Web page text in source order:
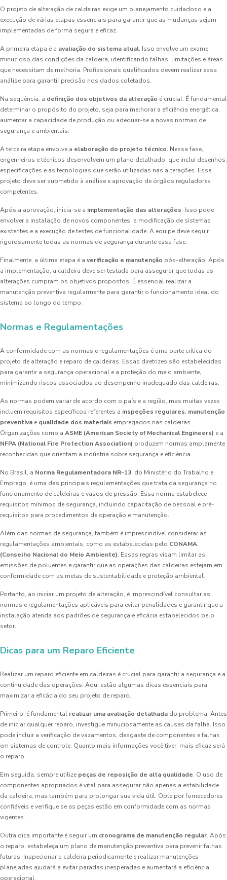
O projeto de alteração de caldeiras exige um planejamento cuidadoso e a
execução de várias etapas essenciais para garantir que as mudanças sejam
implementadas de forma segura e eficaz.
A primeira etapa é a avaliação do sistema atual. Isso envolve um exame
minucioso das condições da caldeira, identificando falhas, limitações e áreas
que necessitam de melhoria. Profissionais qualificados devem realizar essa
análise para garantir precisão nos dados coletados.
Na sequência, a definição dos objetivos da alteração é crucial. É fundamental
determinar o propósito do projeto, seja para melhorar a eficiência energética,
aumentar a capacidade de produção ou adequar-se a novas normas de
segurança e ambientais.
A terceira etapa envolve a elaboração do projeto técnico. Nessa fase,
engenheiros e técnicos desenvolvem um plano detalhado, que inclui desenhos,
especificações e as tecnologias que serão utilizadas nas alterações. Esse
projeto deve ser submetido à análise e aprovação de órgãos reguladores
competentes.
Após a aprovação, inicia-se a implementação das alterações. Isso pode
envolver a instalação de novos componentes, a modificação de sistemas
existentes e a execução de testes de funcionalidade. A equipe deve seguir
rigorosamente todas as normas de segurança durante essa fase.
Finalmente, a última etapa é a verificação e manutenção pós-alteração. Após
a implementação, a caldeira deve ser testada para assegurar que todas as
alterações cumpram os objetivos propostos. É essencial realizar a
manutenção preventiva regularmente para garantir o funcionamento ideal do
sistema ao longo do tempo.
Normas e Regulamentações
A conformidade com as normas e regulamentações é uma parte crítica do
projeto de alteração e reparo de caldeiras. Essas diretrizes são estabelecidas
para garantir a segurança operacional e a proteção do meio ambiente,
minimizando riscos associados ao desempenho inadequado das caldeiras.
As normas podem variar de acordo com o país e a região, mas muitas vezes
incluem requisitos específicos referentes a inspeções regulares, manutenção
preventiva e qualidade dos materiais empregados nas caldeiras.
Organizações como a ASME (American Society of Mechanical Engineers) e a
NFPA (National Fire Protection Association) produzem normas amplamente
reconhecidas que orientam a indústria sobre segurança e eficiência.
No Brasil, a Norma Regulamentadora NR-13, do Ministério do Trabalho e
Emprego, é uma das principais regulamentações que trata da segurança no
funcionamento de caldeiras e vasos de pressão. Essa norma estabelece
requisitos mínimos de segurança, incluindo capacitação de pessoal e pré-
requisitos para procedimentos de operação e manutenção.
Além das normas de segurança, também é imprescindível considerar as
regulamentações ambientais, como as estabelecidas pelo CONAMA
(Conselho Nacional do Meio Ambiente). Essas regras visam limitar as
emissões de poluentes e garantir que as operações das caldeiras estejam em
conformidade com as metas de sustentabilidade e proteção ambiental.
Portanto, ao iniciar um projeto de alteração, é imprescindível consultar as
normas e regulamentações aplicáveis para evitar penalidades e garantir que a
instalação atenda aos padrões de segurança e eficácia estabelecidos pelo
setor.
Dicas para um Reparo Eficiente
Realizar um reparo eficiente em caldeiras é crucial para garantir a segurança e a
continuidade das operações. Aqui estão algumas dicas essenciais para
maximizar a eficácia do seu projeto de reparo.
Primeiro, é fundamental realizar uma avaliação detalhada do problema. Antes
de iniciar qualquer reparo, investigue minuciosamente as causas da falha. Isso
pode incluir a verificação de vazamentos, desgaste de componentes e falhas
em sistemas de controle. Quanto mais informações você tiver, mais eficaz será
o reparo.
Em seguida, sempre utilize peças de reposição de alta qualidade. O uso de
componentes apropriados é vital para assegurar não apenas a estabilidade
da caldeira, mas também para prolongar sua vida útil. Opte por fornecedores
confiáveis e verifique se as peças estão em conformidade com as normas
vigentes.
Outra dica importante é seguir um cronograma de manutenção regular. Após
o reparo, estabeleça um plano de manutenção preventiva para prevenir falhas
futuras. Inspecionar a caldeira periodicamente e realizar manutenções
planejadas ajudará a evitar paradas inesperadas e aumentará a eficiência
operacional.